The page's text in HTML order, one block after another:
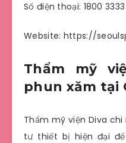
Số điện thoại: 1800 3333
Website: https://
Thẩm mỹ
phun xăm tại
Thẩm mỹ viện Diva
tư thiết bị hiện đại